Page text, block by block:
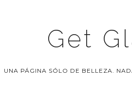
Get
UNA PÁGINA SÓLO DE BELLEZA.